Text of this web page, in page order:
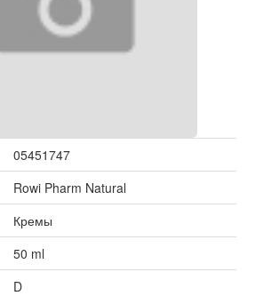
05451747
Rowi Pharm Natural
Кремы
50 ml
D